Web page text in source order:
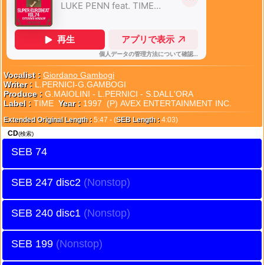
Vocalist : Giordano Gambogi
Writer : L.PERNICI-G.GAMBOGI
Produce : G.MAIOLINI - L.PERNICI - S.DALL'ORA
Label : TIME Year : 1997 (P) AVEX ENTERTAINMENT INC.
Extended Original Length : 5:47 - (SEB Length : 4:03)
CD(検索)
SEB 74
SEB 247 disc2
SEB 240 disc1
SEB 199